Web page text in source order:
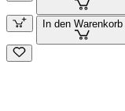
In den Warenkorb